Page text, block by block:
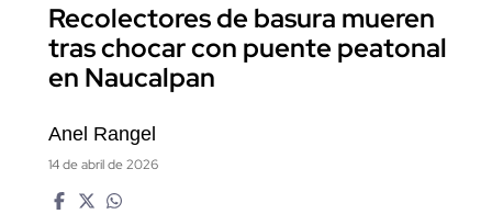
Recolectores de basura mueren
tras chocar con puente peatonal
en Naucalpan
Anel Rangel
14 de abril de 2026